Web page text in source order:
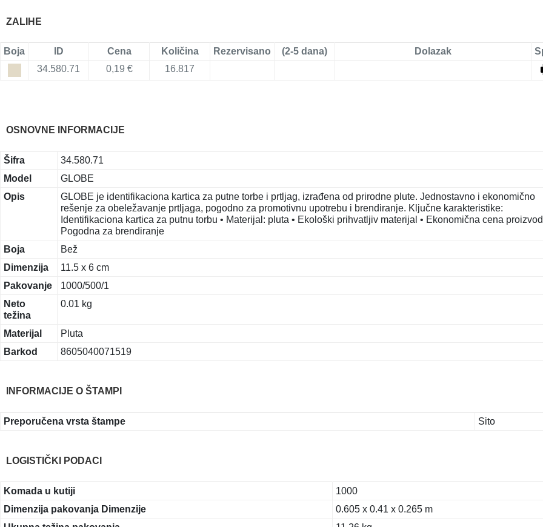
ZALIHE
Boja ID Cena Količina Rezervisano (2-5 dana) Dolazak
34.580.71
0,19 € 16.817
OSNOVNE INFORMACIJE
Šifra
34.580.71
Model
GLOBE
Opis
GLOBE je identifikaciona kartica za putne torbe i prtljag, izrađena od prirodne plute. Jednostavno i ekonomično
rešenje za obeležavanje prtljaga, pogodno za promotivnu upotrebu i brendiranje. Ključne karakteristike:
Identifikaciona kartica za putnu torbu • Materijal: pluta • Ekološki prihvatljiv materijal • Ekonomična cena
Pogodna za brendiranje
Boja
Bež
Dimenzija
11.5 x 6 cm
Pakovanje
1000/500/1
Neto
težina
0.01 kg
Materijal
Pluta
Barkod
8605040071519
INFORMACIJE O ŠTAMPI
Preporučena vrsta štampe Sito
LOGISTIČKI PODACI
Komada u kutiji
1000
Dimenzija pakovanja Dimenzije
0.605 x 0.41 x 0.265 m